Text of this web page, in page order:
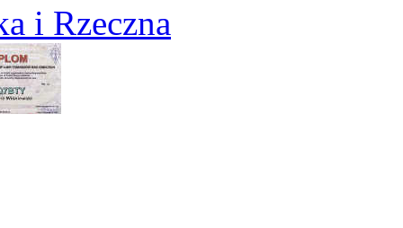
i Rzeczna